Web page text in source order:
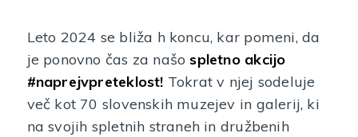
Leto 2024 se bliža h koncu, kar pomeni, da
je ponovno čas za našospletno akcijo
#naprejvpreteklost! Tokrat v njej sodeluje
več kot 70 slovenskih muzejev in galerij, ki
na svojih spletnih straneh in družbenih